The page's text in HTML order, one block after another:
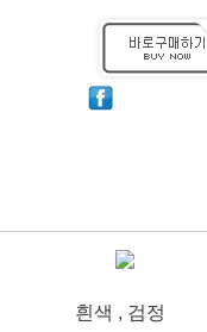
흰색 , 검정